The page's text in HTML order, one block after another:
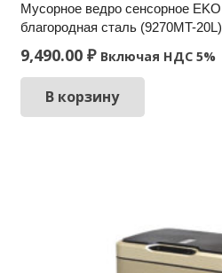
Мусорное ведро сенсорное
благородная сталь (9270MT-20L)
9,490.00 ₽ Включая НДС 5%
В корзину